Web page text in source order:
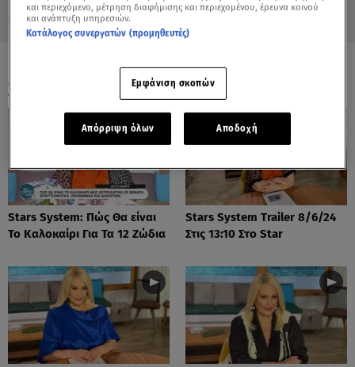
ΟΛΑ ΤΑ ΒΙΝΤΕΟ
Stars System: Πώς Θα είναι
Το Καλοκαίρι Για Τα 12 Ζώδια
Stars System Trailer 8/6/24
Στις 13:10 Στο Star
και περιεχόμενο, μέτρηση διαφήμισης και περιεχομένου, έρευνα κοινού
και ανάπτυξη υπηρεσιών.
Κατάλογος συνεργατών (προμηθευτές)
Εμφάνιση σκοπών
Απόρριψη όλων Αποδοχή